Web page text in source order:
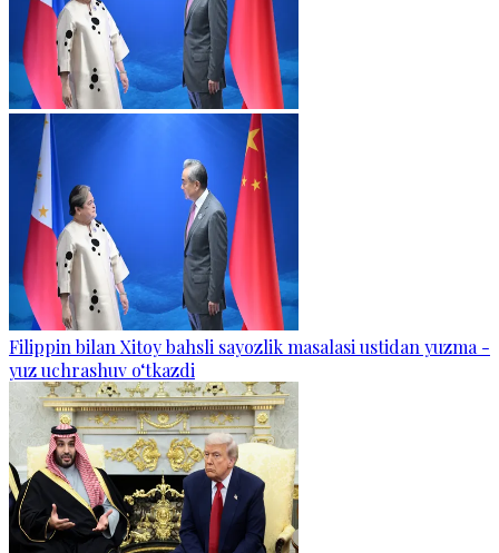
Filippin bilan Xitoy bahsli sayozlik masalasi ustidan yuzma -
yuz uchrashuv o‘tkazdi